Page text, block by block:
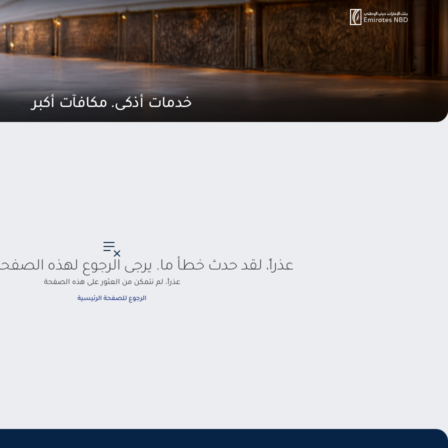
خدمات أذكى. مكافآت أكبر
عذراً، لقد حدث خطأ ما. يرجى الرجوع لهذه
عذراً، لم نتمكن من العثور على هذه الصفحة
الرجوع للصفحة الرئيسية